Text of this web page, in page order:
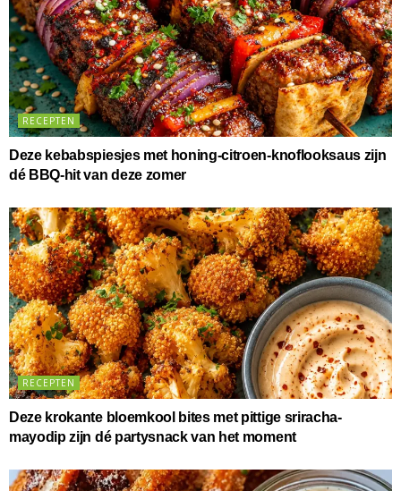
RECEPTEN
Deze kebabspiesjes met honing-citroen-knoflooksaus zijn
dé BBQ-hit van deze zomer
RECEPTEN
Deze krokante bloemkool bites met pittige sriracha-
mayodip zijn dé partysnack van het moment